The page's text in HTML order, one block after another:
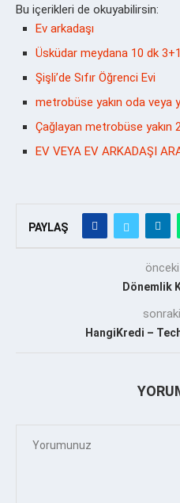
Bu içerikleri de okuyabilirsin:
Ev arkadaşı
Üsküdar meydana 10 dk
Şişli’de Sıfır Öğrenci Evi
metrobüse yakın oda veya
Çağlayan metrobüse yakın
EV VEYA EV ARKADAŞI
PAYLAŞ
Dönemlik
HangiKredi –